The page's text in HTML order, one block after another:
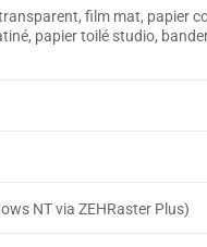
film mat, papier
papier toilé studio,
NT via ZEHRaster Plus)